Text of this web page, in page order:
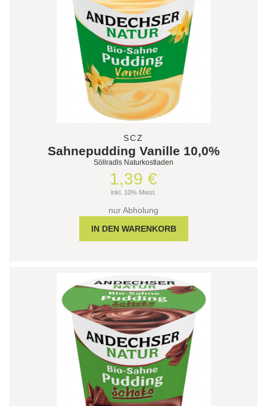
SCZ
Sahnepudding Vanille 10,0%
Söllradls Naturkostladen
1,39 €
inkl. 10% Mwst.
nur Abholung